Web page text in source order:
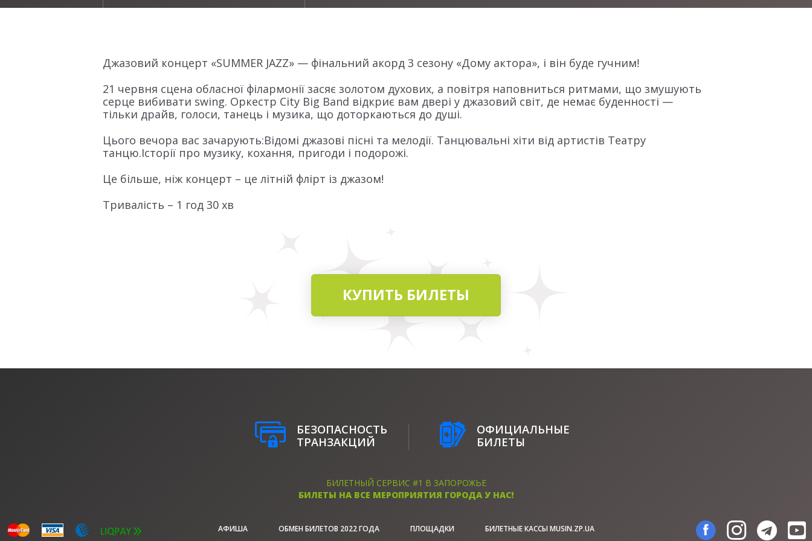
Джазовий концерт «SUMMER JAZZ» — фінальний акорд 3 сезону «Дому актора», і він буде гучним!
21 червня сцена обласної філармонії засяє золотом духових, а повітря наповниться ритмами, що змушують
серце вибивати swing. Оркестр City Big Band відкриє вам двері у джазовий світ, де немає буденності —
тільки драйв, голоси, танець і музика, що доторкаються до душі.
Цього вечора вас зачарують:Відомі джазові пісні та мелодії. Танцювальні хіти від артистів Театру
танцю.Історії про музику, кохання, пригоди і подорожі.
Це більше, ніж концерт – це літній флірт із джазом!
Тривалість – 1 год 30 хв
КУПИТЬ БИЛЕТЫ
БЕЗОПАСНОСТЬ
ТРАНЗАКЦИЙ
ОФИЦИАЛЬНЫЕ
БИЛЕТЫ
БИЛЕТНЫЙ СЕРВИС #1 В ЗАПОРОЖЬЕ
БИЛЕТЫ НА ВСЕ МЕРОПРИЯТИЯ ГОРОДА У НАС!
АФИША ОБМЕН БИЛЕТОВ 2022 ГОДА ПЛОЩАДКИ БИЛЕТНЫЕ КАССЫ MUSIN.ZP.UA